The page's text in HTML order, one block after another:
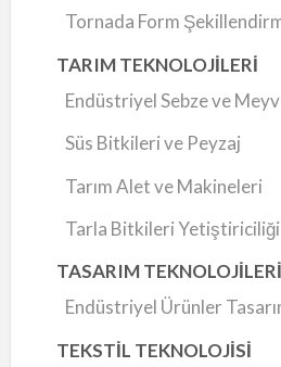
Tornada Form
TARIM TEKNOLOJİLERİ
Endüstriyel Sebze ve
Süs Bitkileri ve Peyzaj
Tarım Alet ve Makineleri
Tarla Bitkileri Yetiştiriciliği
TASARIM TEKNOLOJİLERİ
Endüstriyel Ürünler
TEKSTİL TEKNOLOJİSİ